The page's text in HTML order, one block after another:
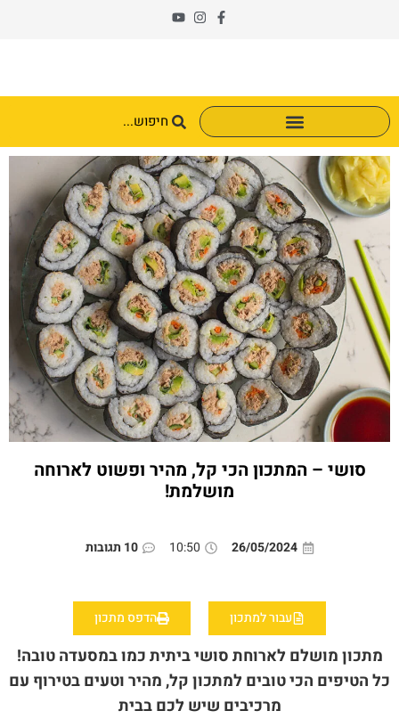
סושי – המתכון הכי קל, מהיר ופשוט לארוחה
מושלמת!
26/05/2024
10:50 10 תגובות
עבור למתכון הדפס מתכון
מתכון מושלם לארוחת סושי ביתית כמו במסעדה טובה!
כל הטיפים הכי טובים למתכון קל, מהיר וטעים בטירוף עם
מרכיבים שיש לכם בבית